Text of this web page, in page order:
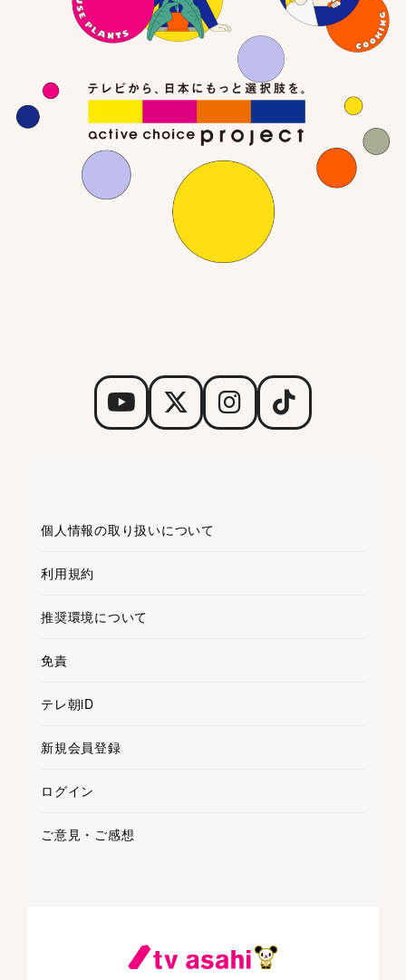
個人情報の取り扱いについて
利用規約
推奨環境について
免責
テレ朝iD
新規会員登録
ログイン
ご意見・ご感想